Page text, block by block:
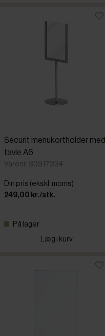
Securit menukortholder med
tavle A6
Varenr: 30917334
Din pris (ekskl. moms)
249,00 kr./stk.
På lager
Læg i kurv